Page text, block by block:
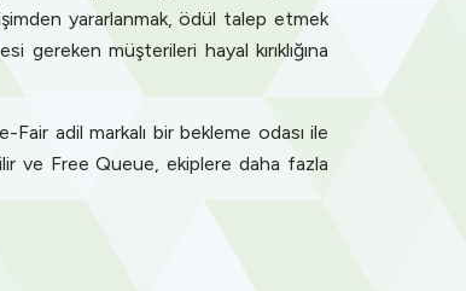
yararlanmak, ödül talep etmek
gereken müşterileri hayal kırıklığına
Fair adil markalı bir bekleme odası ile
ve Free Queue, ekiplere daha fazla